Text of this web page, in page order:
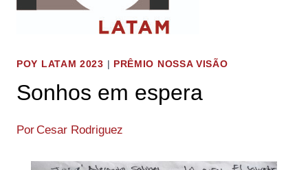
POY LATAM 2023 | PRÊMIO NOSSA VISÃO
Sonhos em espera
PorCesar Rodriguez